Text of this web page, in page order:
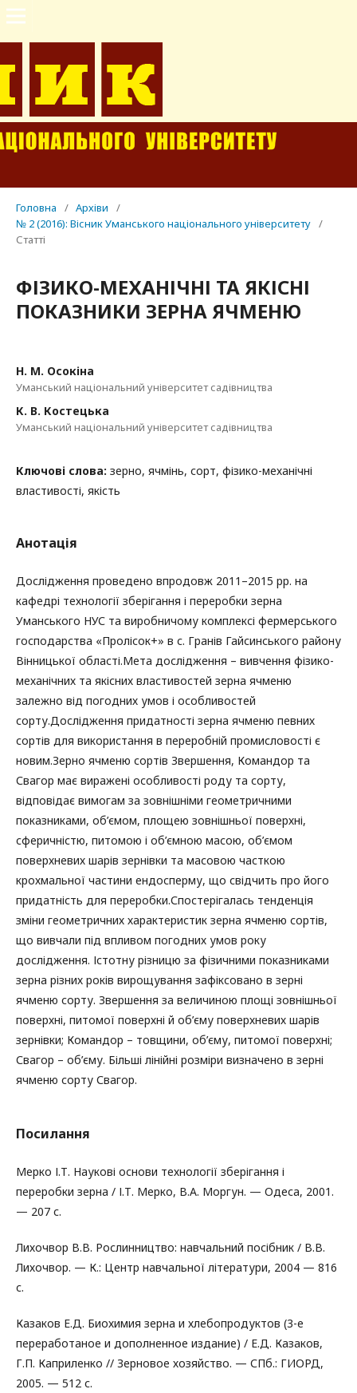
Головна / Архіви
/
№ 2 (2016): Вісник Уманського національного університету /
Статті
ФІЗИКО-МЕХАНІЧНІ ТА ЯКІСНІ
ПОКАЗНИКИ ЗЕРНА ЯЧМЕНЮ
Н. М. Осокіна
Уманський національний університет садівництва
К. В. Костецька
Уманський національний університет садівництва
Ключові слова: зерно, ячмінь, сорт, фізико-механічні
властивості, якість
Анотація
Дослідження проведено впродовж 2011–2015 рр. на
кафедрі технології зберігання і переробки зерна
Уманського НУС та виробничому комплексі фермерського
господарства «Пролісок+» в с. Гранів Гайсинського району
Вінницької області.Мета дослідження – вивчення фізико-
механічних та якісних властивостей зерна ячменю
залежно від погодних умов і особливостей
сорту.Дослідження придатності зерна ячменю певних
сортів для використання в переробній промисловості є
новим.Зерно ячменю сортів Звершення, Командор та
Свагор має виражені особливості роду та сорту,
відповідає вимогам за зовнішніми геометричними
показниками, об’ємом, площею зовнішньої поверхні,
сферичністю, питомою і об’ємною масою, об’ємом
поверхневих шарів зернівки та масовою часткою
крохмальної частини ендосперму, що свідчить про його
придатність для переробки.Спостерігалась тенденція
зміни геометричних характеристик зерна ячменю сортів,
що вивчали під впливом погодних умов року
дослідження. Істотну різницю за фізичними показниками
зерна різних років вирощування зафіксовано в зерні
ячменю сорту. Звершення за величиною площі зовнішньої
поверхні, питомої поверхні й об’єму поверхневих шарів
зернівки; Командор – товщини, об’єму, питомої поверхні;
Свагор – об’єму. Більші лінійні розміри визначено в зерні
ячменю сорту Свагор.
Посилання
Мерко І.Т. Наукові основи технології зберігання і
переробки зерна / І.Т. Мерко, В.А. Моргун. — Одеса, 2001.
— 207 с.
Лихочвор В.В. Рослинництво: навчальний посібник / В.В.
Лихочвор. — К.: Центр навчальної літератури, 2004 — 816
с.
Казаков Е.Д. Биохимия зерна и хлебопродуктов (3-е
переработаное и дополненное издание) / Е.Д. Казаков,
Г.П. Каприленко // Зерновое хозяйство. — СПб.: ГИОРД,
2005. — 512 с.